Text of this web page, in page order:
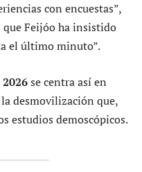
con encuestas”,
Feijóo ha insistido
el último minuto”.
se centra así en
desmovilización que,
estudios demoscópicos.